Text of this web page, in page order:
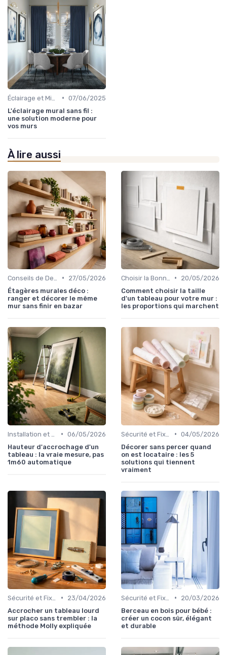
• 07/06/2025
L'éclairage mural sans fil :
une solution moderne pour
vos murs
À lire aussi
•
27/05/2026
Étagères murales déco :
ranger et décorer le même
mur sans finir en bazar
•
20/05/2026
Comment choisir la taille
d'un tableau pour votre mur :
les proportions qui marchent
• 06/05/2026
Hauteur d'accrochage d'un
tableau : la vraie mesure, pas
1m60 automatique
• 04/05/2026
Décorer sans percer quand
on est locataire : les 5
solutions qui tiennent
vraiment
•
23/04/2026
Accrocher un tableau lourd
sur placo sans trembler : la
méthode Molly expliquée
•
20/03/2026
Berceau en bois pour bébé :
créer un cocon sûr, élégant
et durable